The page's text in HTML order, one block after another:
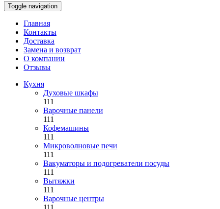
Toggle navigation
Главная
Контакты
Доставка
Замена и возврат
О компании
Отзывы
Кухня
Духовые шкафы
111
Варочные панели
111
Кофемашины
111
Микроволновые печи
111
Вакуматоры и подогреватели посуды
111
Вытяжки
111
Варочные центры
111